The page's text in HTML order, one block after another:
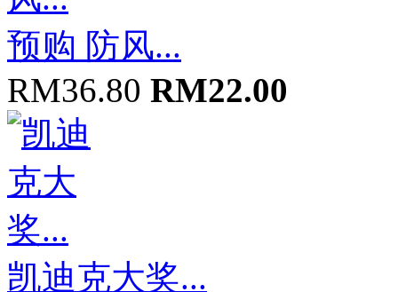
预购 防风...
RM36.80 RM22.00
凯迪克大奖...